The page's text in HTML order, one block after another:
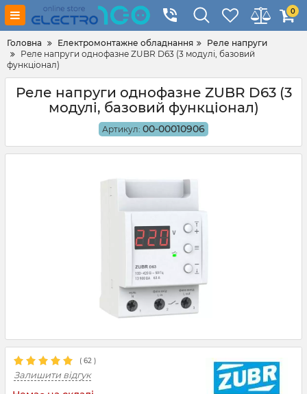
0
Головна Електромонтажне обладнання
Реле напруги
Реле напруги однофазне ZUBR D63 (3 модулі, базовий
функціонал)
Реле напруги однофазне ZUBR D63 (3
модулі, базовий функціонал)
Артикул: 00-00010906
( 62 )
Залишити відгук